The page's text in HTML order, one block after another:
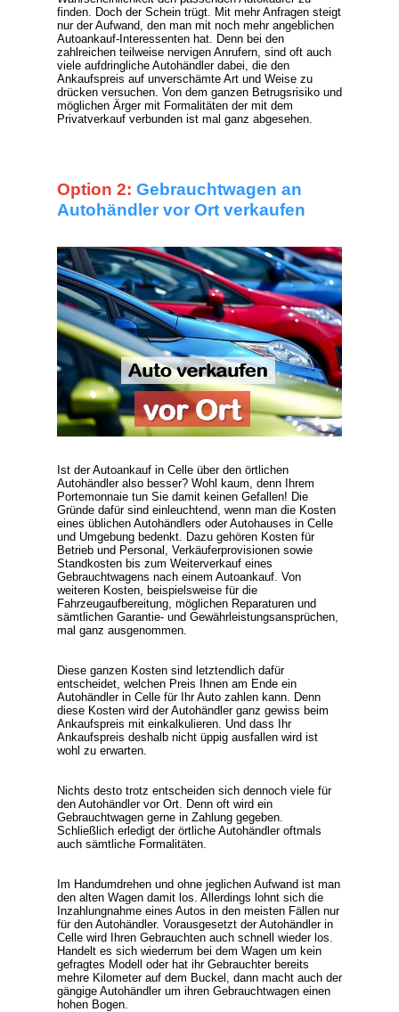
finden. Doch der Schein trügt. Mit mehr Anfragen steigt
nur der Aufwand, den man mit noch mehr angeblichen
Autoankauf-Interessenten hat. Denn bei den
zahlreichen teilweise nervigen Anrufern, sind oft auch
viele aufdringliche Autohändler dabei, die den
Ankaufspreis auf unverschämte Art und Weise zu
drücken versuchen. Von dem ganzen Betrugsrisiko und
möglichen Ärger mit Formalitäten der mit dem
Privatverkauf verbunden ist mal ganz abgesehen.
Option 2: Gebrauchtwagen an
Autohändler vor Ort verkaufen
Ist der Autoankauf in Celle über den örtlichen
Autohändler also besser? Wohl kaum, denn Ihrem
Portemonnaie tun Sie damit keinen Gefallen! Die
Gründe dafür sind einleuchtend, wenn man die Kosten
eines üblichen Autohändlers oder Autohauses in Celle
und Umgebung bedenkt. Dazu gehören Kosten für
Betrieb und Personal, Verkäuferprovisionen sowie
Standkosten bis zum Weiterverkauf eines
Gebrauchtwagens nach einem Autoankauf. Von
weiteren Kosten, beispielsweise für die
Fahrzeugaufbereitung, möglichen Reparaturen und
sämtlichen Garantie- und Gewährleistungsansprüchen,
mal ganz ausgenommen.
Diese ganzen Kosten sind letztendlich dafür
entscheidet, welchen Preis Ihnen am Ende ein
Autohändler in Celle für Ihr Auto zahlen kann. Denn
diese Kosten wird der Autohändler ganz gewiss beim
Ankaufspreis mit einkalkulieren. Und dass Ihr
Ankaufspreis deshalb nicht üppig ausfallen wird ist
wohl zu erwarten.
Nichts desto trotz entscheiden sich dennoch viele für
den Autohändler vor Ort. Denn oft wird ein
Gebrauchtwagen gerne in Zahlung gegeben.
Schließlich erledigt der örtliche Autohändler oftmals
auch sämtliche Formalitäten.
Im Handumdrehen und ohne jeglichen Aufwand ist man
den alten Wagen damit los. Allerdings lohnt sich die
Inzahlungnahme eines Autos in den meisten Fällen nur
für den Autohändler. Vorausgesetzt der Autohändler in
Celle wird Ihren Gebrauchten auch schnell wieder los.
Handelt es sich wiederrum bei dem Wagen um kein
gefragtes Modell oder hat ihr Gebrauchter bereits
mehre Kilometer auf dem Buckel, dann macht auch der
gängige Autohändler um ihren Gebrauchtwagen einen
hohen Bogen.